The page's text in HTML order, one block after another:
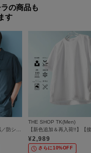
の商品も
す
【吸水速乾／接触冷感／防シワ／マシンウォッシャブル】ハイドロクール 半袖シャツ
THE SHOP TK(Men)
¥2,989
さらに10%OFF